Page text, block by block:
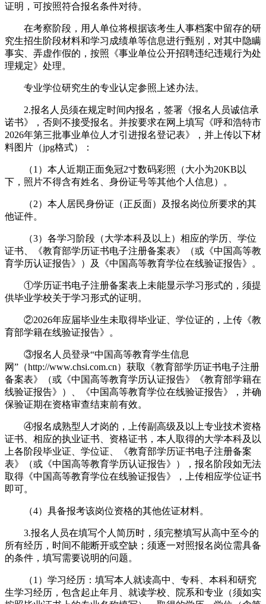
证明，可按照符合报名条件对待。
在考察阶段，用人单位将根据该考生人事档案中留存的研
究生招生阶段材料和学习成绩单等信息进行甄别，对其中隐瞒
事实、弄虚作假的，按照《事业单位公开招聘违纪违规行为处
理规定》处理。
专业学位研究生的专业认定参照上述办法。
2.报名人员须在规定时间内报名，签署《报名人员诚信承
诺书》，否则不接受报名。并按要求在网上填写《呼和浩特市
2026年第三批事业单位人才引进报名登记表》，并上传以下材
料图片（jpg格式）：
（1）本人近期正面免冠2寸数码彩照（大小为20KB以
下，照片不得含有姓名、身份证号等其他个人信息）。
（2）本人居民身份证（正反面）及报名岗位所要求的其
他证件。
（3）各学习阶段（大学本科及以上）相应的学历、学位
证书、《教育部学历证书电子注册备案表》（或《中国高等教
育学历认证报告》）及《中国高等教育学位在线验证报告》。
①学历证书电子注册备案表上未能显示学习形式的，须提
供毕业学校关于学习形式的证明。
②2026年应届毕业生未取得毕业证、学位证的，上传《教
育部学籍在线验证报告》。
③报名人员登录“中国高等教育学生信息
网”（http://www.chsi.com.cn）获取《教育部学历证书电子注册
备案表》（或《中国高等教育学历认证报告》《教育部学籍在
线验证报告》）、《中国高等教育学位在线验证报告》，并确
保验证期在资格审查结束前有效。
④报名成熟型人才岗的，上传副高级及以上专业技术资格
证书、相应的执业证书、资格证书，本人取得的大学本科及以
上各阶段毕业证、学位证、《教育部学历证书电子注册备案
表》（或《中国高等教育学历认证报告》），报名阶段如无法
取得《中国高等教育学位在线验证报告》，上传相应学位证书
即可。
（4）具备报考该岗位资格的其他佐证材料。
3.报名人员在填写个人简历时，须完整填写从高中至今的
所有经历，时间不能断开或空缺；须逐一对照报名岗位需具备
的条件，填写需要说明的问题。
（1）学习经历：填写本人就读高中、专科、本科和研究
生学习经历，包含起止年月、就读学校、院系和专业（须如实